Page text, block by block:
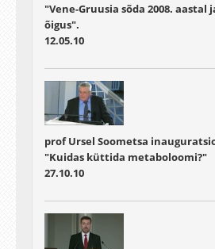
80 artikli kõrgetasemelistes
ettekandeid konverentsidel ja
Matulevičius on
konverentside korraldamises.
„Fundamentals of Secure
(Springeri kirjastus 2017)
"Vene-Gruusia sõda 2008.
õigus".
12.05.10
prof Ursel Soometsa
"Kuidas küttida metaboloomi?"
27.10.10